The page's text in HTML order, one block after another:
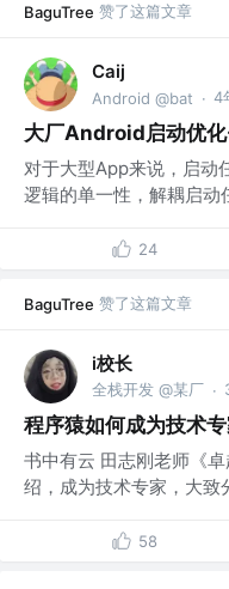
BaguTree 赞了这篇文章
Caij
Android @bat · 4
大厂Android启动优
对于大型App来说，启动
逻辑的单一性，解耦启动
24
BaguTree 赞了这篇文章
i校长
全栈开发 @某厂 ·
程序猿如何成为技术
书中有云 田志刚老师《
绍，成为技术专家，大致
58